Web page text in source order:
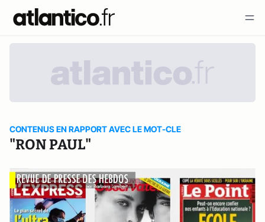
CONTENUS EN RAPPORT AVEC LE MOT-CLE
"RON PAUL"